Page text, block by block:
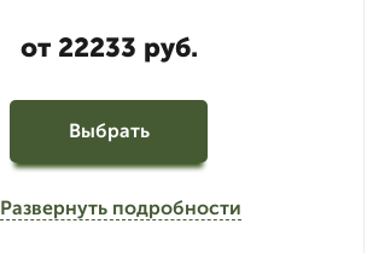
от 22233 руб.
Выбрать
Развернуть подробности